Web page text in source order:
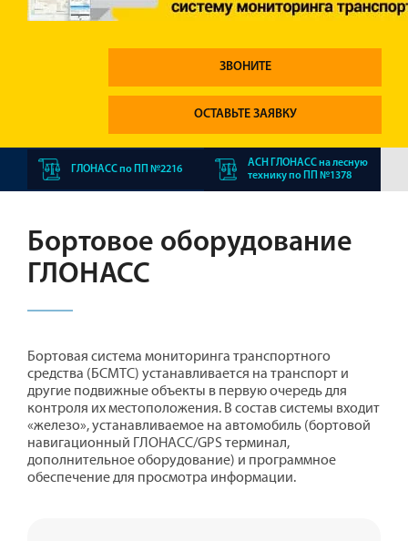
ЗВОНИТЕ
ОСТАВЬТЕ ЗАЯВКУ
ГЛОНАСС по ПП №2216
АСН ГЛОНАСС на лесную
технику по ПП №1378
Бортовое оборудование
ГЛОНАСС
Бортовая система мониторинга транспортного
средства (БСМТС) устанавливается на транспорт и
другие подвижные объекты в первую очередь для
контроля их местоположения. В состав системы входит
«железо», устанавливаемое на автомобиль (бортовой
навигационный ГЛОНАСС/GPS терминал,
дополнительное оборудование) и программное
обеспечение для просмотра информации.